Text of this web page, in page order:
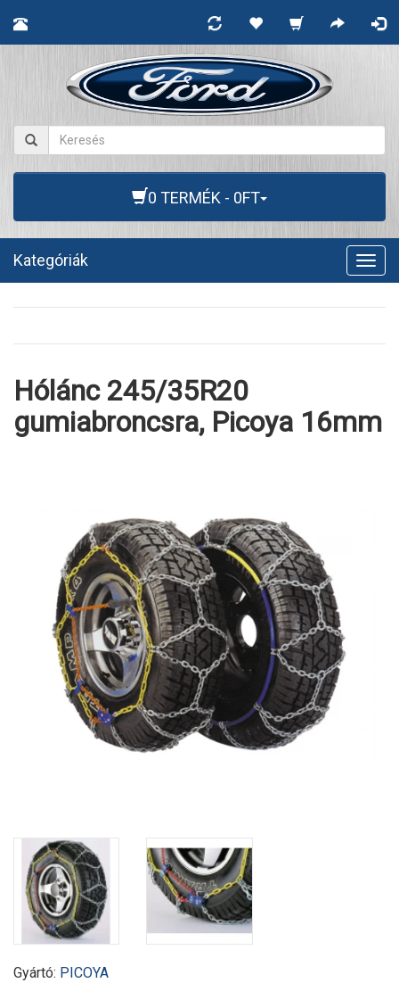
0 TERMÉK - 0FT
Kategóriák
Hólánc 245/35R20
gumiabroncsra, Picoya 16mm
Gyártó: PICOYA